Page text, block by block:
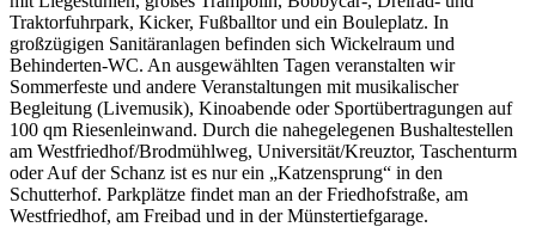
Traktorfuhrpark, Kicker, Fußballtor und ein Bouleplatz. In
großzügigen Sanitäranlagen befinden sich Wickelraum und
Behinderten-WC. An ausgewählten Tagen veranstalten wir
Sommerfeste und andere Veranstaltungen mit musikalischer
Begleitung (Livemusik), Kinoabende oder Sportübertragungen auf
100 qm Riesenleinwand. Durch die nahegelegenen Bushaltestellen
am Westfriedhof/Brodmühlweg, Universität/Kreuztor, Taschenturm
oder Auf der Schanz ist es nur ein „Katzensprung“ in den
Schutterhof. Parkplätze findet man an der Friedhofstraße, am
Westfriedhof, am Freibad und in der Münstertiefgarage.